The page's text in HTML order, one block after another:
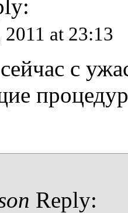
2011 at 23:13
с
Reply: